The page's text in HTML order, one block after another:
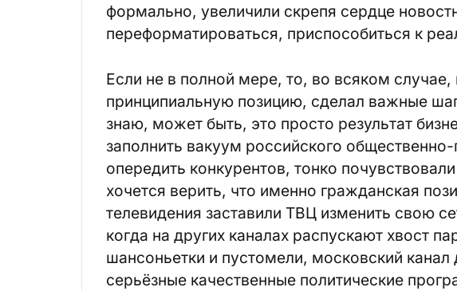
формально, увеличили скрепя сердце
переформатироваться, приспособиться к
Если не в полной мере, то, во всяком
принципиальную позицию, сделал важные
знаю, может быть, это просто результат
заполнить вакуум российского
опередить конкурентов, тонко
хочется верить, что именно гражданская
телевидения заставили ТВЦ изменить свою
когда на других каналах распускают хвост
шансоньетки и пустомели, московский
серьёзные качественные политические